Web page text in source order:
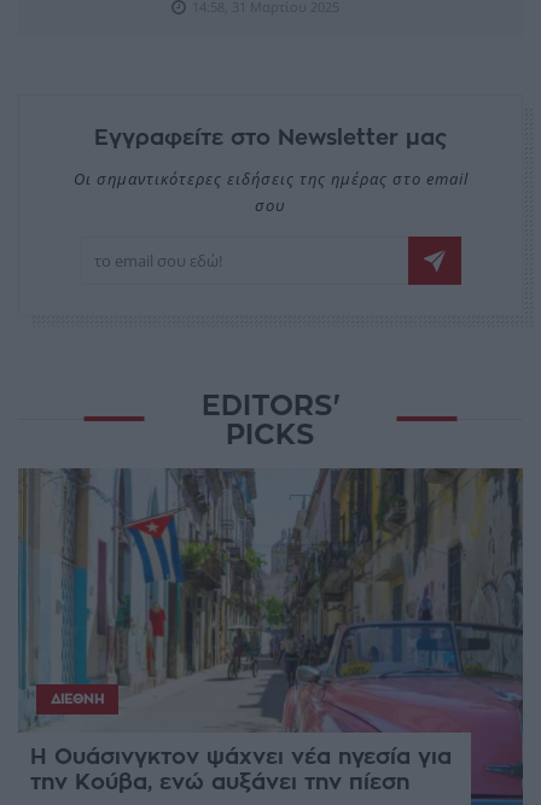
Εγγραφείτε στο Newsletter μας
Οι σημαντικότερες ειδήσεις της ημέρας στο email
σου
EDITORS'
PICKS
ΔΙΕΘΝΉ
Η Ουάσινγκτον ψάχνει νέα ηγεσία για
την Κούβα, ενώ αυξάνει την πίεση